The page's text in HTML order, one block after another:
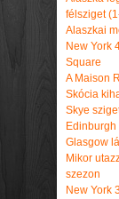
félsziget
Alaszkai
New York
Square
A Maison
Skócia
Skye
Glasgow
Mikor
szezon
New York